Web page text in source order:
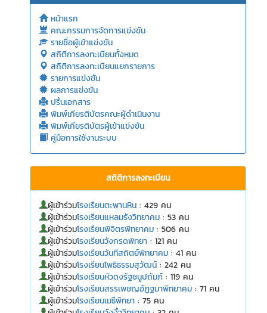
หน้าแรก
คณะกรรมการจัดการแข่งขัน
รายชื่อผู้เข้าแข่งขัน
สถิติการลงทะเบียนทั้งหมด
สถิติการลงทะเบียนแยกรายการ
รายการแข่งขัน
ผลการแข่งขัน
ปริ้นเอกสาร
พิมพ์เกียรติบัตรคณะผู้ดำเนินงาน
พิมพ์เกียรติบัตรผู้เข้าแข่งขัน
คู่มือการใช้งานระบบ
สถิติการลงทะเบียน
ผู้เข้าร่วมโรงเรียนตะพานหิน : 429 คน
ผู้เข้าร่วมโรงเรียนแหลมรังวิทยาคม : 53 คน
ผู้เข้าร่วมโรงเรียนพิจิตรพิทยาคม : 506 คน
ผู้เข้าร่วมโรงเรียนวังกรดพิทยา : 121 คน
ผู้เข้าร่วมโรงเรียนวันทีสถิตย์พิทยาคม : 41 คน
ผู้เข้าร่วมโรงเรียนโพธิธรรมสุวัฒน์ : 242 คน
ผู้เข้าร่วมโรงเรียนหัวดงรัฐชนูปถัมภ์ : 119 คน
ผู้เข้าร่วมโรงเรียนสรรเพชญอัฏฐมาพิทยาคม : 71 คน
ผู้เข้าร่วมโรงเรียนเมธีพิทยา : 75 คน